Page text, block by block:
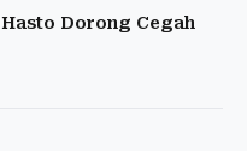
Dorong Cegah